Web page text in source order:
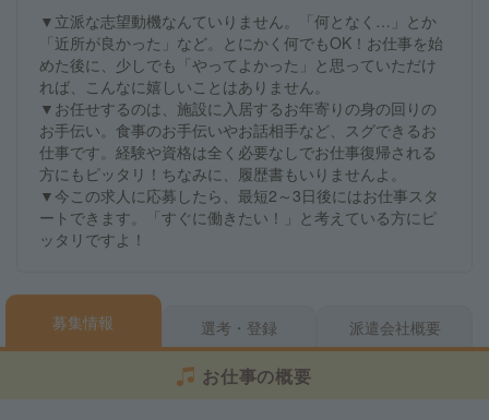
▼立派な志望動機なんていりません。「何となく…」とか
「近所が良かった」など。とにかく何でもOK！お仕事を始
めた後に、少しでも「やってよかった」と思っていただけ
れば、こんなに嬉しいことはありません。
▼お任せするのは、施設に入居するお年寄りの身の回りの
お手伝い。食事のお手伝いやお話相手など、スグできるお
仕事です。経験や資格は全く必要なしでお仕事復帰される
方にもピッタリ！ちなみに、履歴書もいりませんよ。
▼今この求人に応募したら、最短2～3日後にはお仕事スタ
ートできます。「すぐに働きたい！」と考えている方にピ
ッタリですよ！
募集情報 選考・登録 派遣会社概要
お仕事の概要